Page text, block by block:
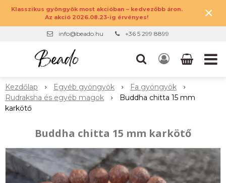
Klasszikus gyöngyök most akcióban – kedvezőbb áron.
Az akció 2026.08.23-ig érvényes!
×
info@beado.hu +36 5 299 8899
Kezdőlap Egyéb gyöngyök
Fa gyöngyök
Rudraksha és egyéb magok
Buddha chitta 15 mm
karkötő
Buddha chitta 15 mm karkötő